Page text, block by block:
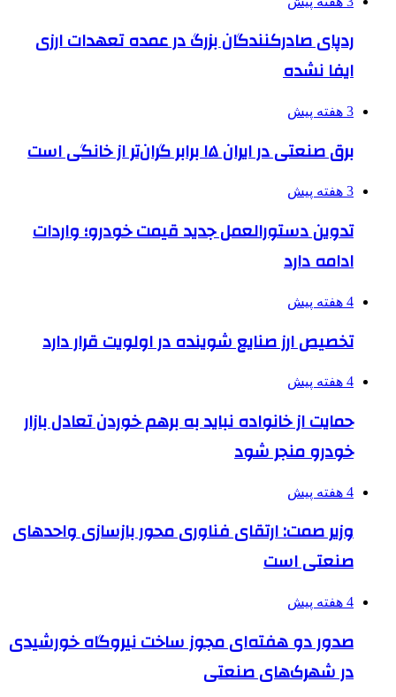
ردپای صادرکنندگان بزرگ در عمده تعهدات ارزی
ایفا نشده
3 هفته پیش
برق صنعتی در ایران ۱۵ برابر گران‌تر از خانگی است
3 هفته پیش
تدوین دستورالعمل جدید قیمت خودرو؛ واردات
ادامه دارد
4 هفته پیش
تخصیص ارز صنایع شوینده در اولویت قرار دارد
4 هفته پیش
حمایت از خانواده نباید به برهم خوردن تعادل بازار
خودرو منجر شود
4 هفته پیش
وزیر صمت: ارتقای فناوری محور بازسازی واحدهای
صنعتی است
4 هفته پیش
صدور دو هفته‌ای مجوز ساخت نیروگاه خورشیدی
در شهرک‌های صنعتی